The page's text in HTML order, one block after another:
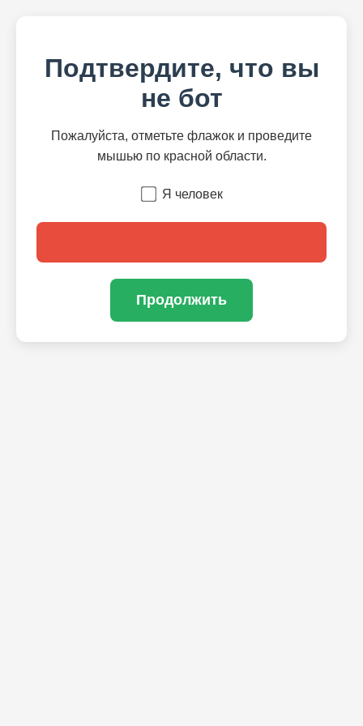
Подтвердите, что вы
не бот
Пожалуйста, отметьте флажок и проведите
мышью по красной области.
Я человек
Продолжить